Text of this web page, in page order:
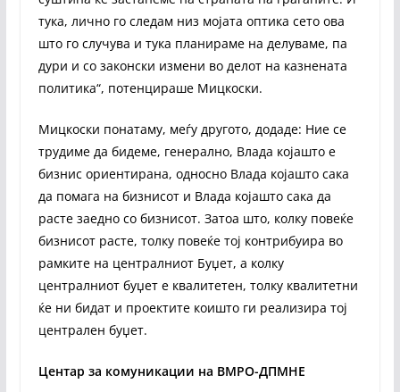
тука, лично го следам низ мојата оптика сето ова
што го случува и тука планираме на делуваме, па
дури и со законски измени во делот на казнената
политика“, потенцираше Мицкоски.
Мицкоски понатаму, меѓу другото, додаде: Ние се
трудиме да бидеме, генерално, Влада којашто е
бизнис ориентирана, односно Влада којашто сака
да помага на бизнисот и Влада којашто сака да
расте заедно со бизнисот. Затоа што, колку повеќе
бизнисот расте, толку повеќе тој контрибуира во
рамките на централниот Буџет, а колку
централниот буџет е квалитетен, толку квалитетни
ќе ни бидат и проектите коишто ги реализира тој
централен буџет.
Центар за комуникации на ВМРО-ДПМНЕ